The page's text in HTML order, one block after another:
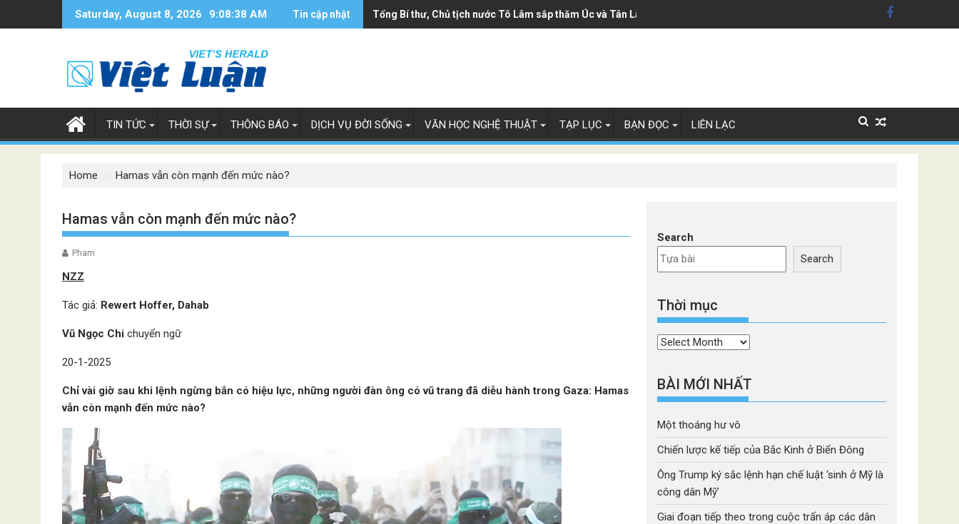
Saturday, August 8, 2026 9:08:40 AM Tin cập nhật Tổng Bí thư, Chủ tịch nước Tô Lâm sắp thăm Úc và Tân Lây Lan
TIN TỨC THỜI SỰ THÔNG BÁO DỊCH VỤ ĐỜI SỐNG VĂN HỌC NGHỆ THUẬT TẠP LỤC BẠN ĐỌC LIÊN LẠC
Home Hamas vẫn còn mạnh đến mức nào?
Hamas vẫn còn mạnh đến mức nào?
Pham
NZZ
Tác giả: Rewert Hoffer, Dahab
Vũ Ngọc Chi chuyển ngữ
20-1-2025
Chỉ vài giờ sau khi lệnh ngừng bắn có hiệu lực, những người đàn ông có vũ trang đã diễu hành trong Gaza: Hamas
vẫn còn mạnh đến mức nào?
Search
Search
Thời mục
Thời
BÀI MỚI NHẤT
Một thoáng hư vô
Chiến lược kế tiếp của Bắc Kinh ở Biển Đông
Ông Trump ký sắc lệnh hạn chế luật ‘sinh ở Mỹ là
công dân Mỹ’
Giai đoạn tiếp theo trong cuộc trấn áp các dân